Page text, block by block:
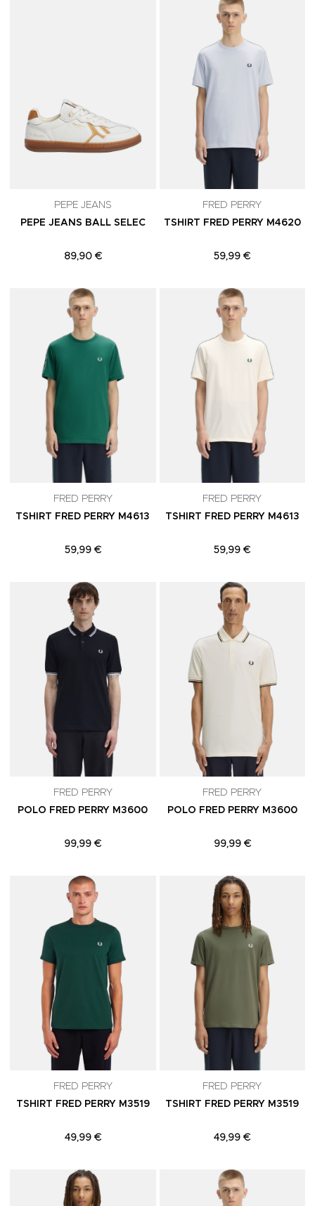
Adicionar aos Favoritos
PEPE JEANS
PEPE JEANS BALL SELEC
89,90 €
FRED PERRY
TSHIRT FRED PERRY M4620
59,99 €
Adicionar aos Favoritos
FRED PERRY
TSHIRT FRED PERRY M4613
59,99 €
FRED PERRY
TSHIRT FRED PERRY M4613
59,99 €
Adicionar aos Favoritos
FRED PERRY
POLO FRED PERRY M3600
99,99 €
FRED PERRY
POLO FRED PERRY M3600
99,99 €
Adicionar aos Favoritos
FRED PERRY
TSHIRT FRED PERRY M3519
49,99 €
FRED PERRY
TSHIRT FRED PERRY M3519
49,99 €
Adicionar aos Favoritos